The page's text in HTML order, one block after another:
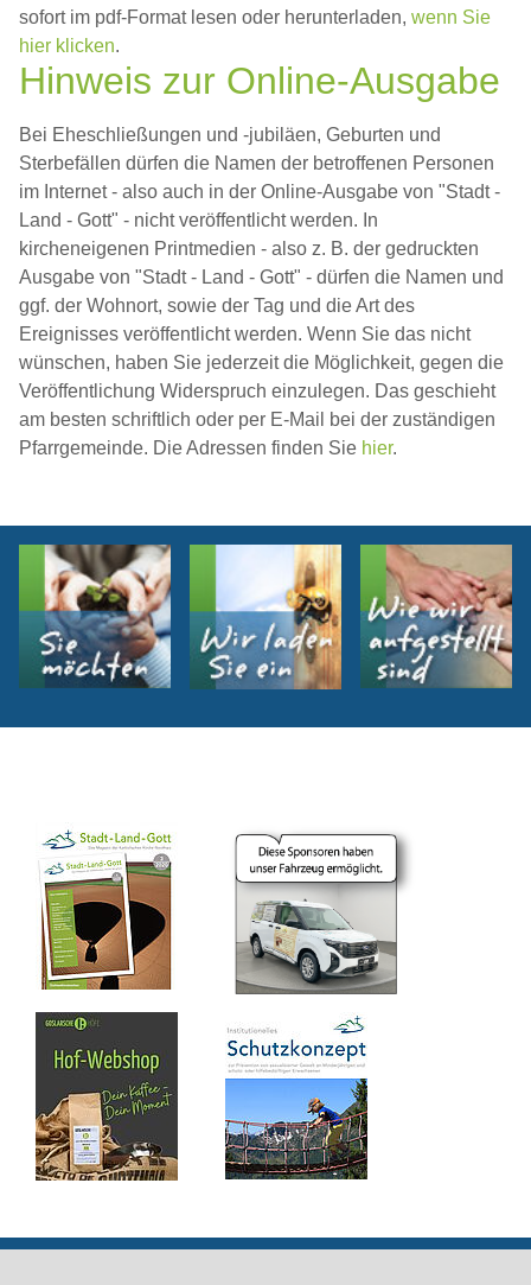
sofort im pdf-Format lesen oder herunterladen, wenn Sie
hier klicken.
Hinweis zur Online-Ausgabe
Bei Eheschließungen und -jubiläen, Geburten und
Sterbefällen dürfen die Namen der betroffenen Personen
im Internet - also auch in der Online-Ausgabe von "Stadt -
Land - Gott" - nicht veröffentlicht werden. In
kircheneigenen Printmedien - also z. B. der gedruckten
Ausgabe von "Stadt - Land - Gott" - dürfen die Namen und
ggf. der Wohnort, sowie der Tag und die Art des
Ereignisses veröffentlicht werden. Wenn Sie das nicht
wünschen, haben Sie jederzeit die Möglichkeit, gegen die
Veröffentlichung Widerspruch einzulegen. Das geschieht
am besten schriftlich oder per E-Mail bei der zuständigen
Pfarrgemeinde. Die Adressen finden Sie hier.